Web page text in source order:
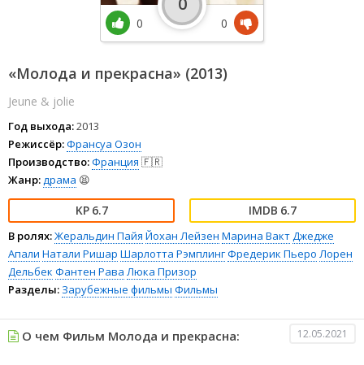
«Молода и прекрасна» (2013)
Jeune & jolie
Год выхода:2013
Режиссёр:Франсуа Озон
Производство:Франция 🇫🇷
Жанр: драма 😫
6.7 6.7
В ролях:Жеральдин Пайя Йохан Лейзен Марина Вакт Джедже
Апали Натали Ришар Шарлотта РэмплингФредерик Пьеро Лорен
Дельбек Фантен Рава Люка Призор
Разделы: Зарубежные фильмы Фильмы
0 0
О чем Фильм Молода и прекрасна: 12.05.2021